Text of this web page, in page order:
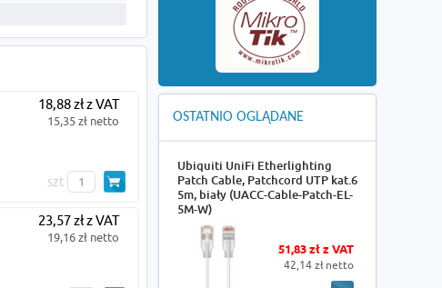
18,88 zł z VAT
15,35 zł netto
szt
23,57 zł z VAT
19,16 zł netto
OSTATNIO OGLĄDANE
Ubiquiti UniFi Etherlighting
Patch Cable, Patchcord UTP kat.6
5m, biały (UACC-Cable-Patch-EL-
5M-W)
51,83 zł z VAT
42,14 zł netto